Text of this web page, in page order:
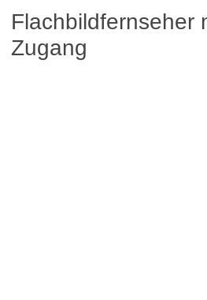
Flachbildfernseher
Zugang